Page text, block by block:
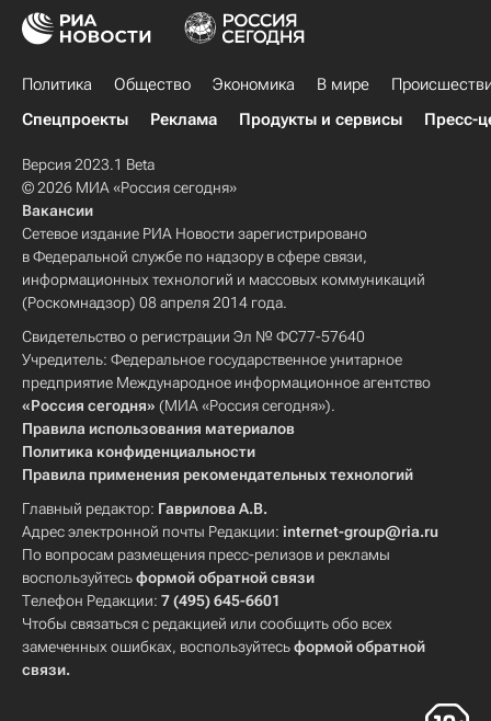
Политика Общество Экономика В мире
Спецпроекты
Реклама Продукты и сервисы Пресс-
Версия 2023.1 Beta
© 2026 МИА «Россия сегодня»
Вакансии
Сетевое издание РИА Новости зарегистрировано
в Федеральной службе по надзору в сфере связи,
информационных технологий и массовых коммуникаций
(Роскомнадзор) 08 апреля 2014 года.
Свидетельство о регистрации Эл № ФС77-57640
Учредитель: Федеральное государственное унитарное
предприятие Международное информационное агентство
«Россия сегодня» (МИА «Россия сегодня»).
Правила использования материалов
Политика конфиденциальности
Правила применения рекомендательных технологий
Главный редактор: Гаврилова А.В.
Адрес электронной почты Редакции: internet-group@ria.ru
По вопросам размещения пресс-релизов и рекламы
воспользуйтесьформой обратной связи
Телефон Редакции: 7 (495) 645-6601
Чтобы связаться с редакцией или сообщить обо всех
замеченных ошибках, воспользуйтесьформой обратной
связи.